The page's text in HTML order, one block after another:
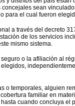
sean
para el cual fueron
a través del decreto
de los servicios
mismo sistema.
o la afiliación al
o temporales, alguien
familiar en
cuando concluya el